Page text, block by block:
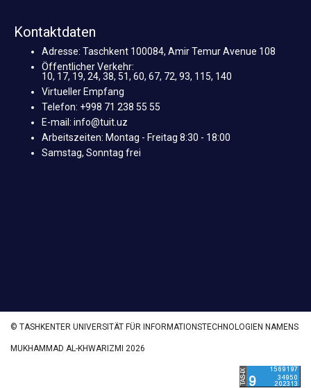
Kontaktdaten
Adresse: Taschkent 100084, Amir Temur Avenue 108
Öffentlicher Verkehr:
10, 17, 19, 24, 38, 51, 60, 67, 72, 93, 115, 140
Virtueller Empfang
Telefon: +998 71 238 55 55
E-mail: info@tuit.uz
Arbeitszeiten: Montag - Freitag 8:30 - 18:00
Samstag, Sonntag frei
© TASHKENTER UNIVERSITÄT FÜR INFORMATIONSTECHNOLOGIEN NAMENS
MUKHAMMAD AL-KHWARIZMI 2026